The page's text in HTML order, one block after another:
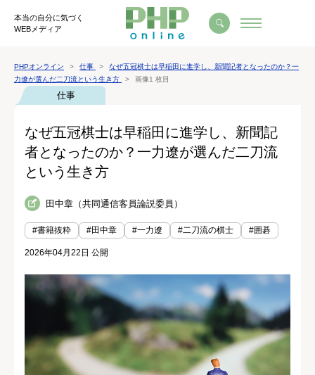
本当の自分に気づく
WEBメディア
PHPオンライン 仕事
なぜ五冠棋士は早稲田に進学し、新聞記者となったのか？一
力遼が選んだ二刀流という生き方
画像1 枚目
仕事
なぜ五冠棋士は早稲田に進学し、新聞記
者となったのか？一力遼が選んだ二刀流
という生き方
田中章（共同通信客員論説委員）
#書籍抜粋 #田中章 #一力遼 #二刀流の棋士 #囲碁
2026年04月22日 公開